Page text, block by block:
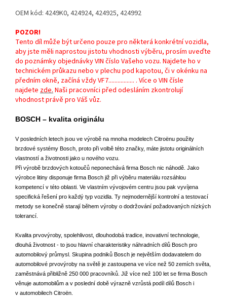
OEM kód: 4249K0, 424924, 424925, 424992
POZOR!
Tento díl může být určeno pouze pro některá konkrétní vozidla,
aby jste měli naprostou jistotu vhodnosti výběru, prosím uveďte
do poznámky objednávky VIN číslo Vašeho vozu. Najdete ho v
technickém průkazu nebo v plechu pod kapotou, či v okénku na
předním okně, začíná vždy VF7................. . Více o VIN čísle
najdete zde.Naši pracovníci před odesláním zkontrolují
vhodnost právě pro Váš vůz.
BOSCH – kvalita originálu
V posledních letech jsou ve výrobě na mnoha modelech Citroënu použity
brzdové systémy Bosch, proto při volbě této značky, máte jistotu originálních
vlastností a životnosti jako u nového vozu.
Při výrobě brzdových kotoučů neponechává firma Bosch nic náhodě. Jako
výrobce litiny disponuje firma Bosch již při výběru materiálu rozsáhlou
kompetencí v této oblasti. Ve vlastním vývojovém centru jsou pak vyvíjena
specifická řešení pro každý typ vozidla. Ty nejmodernější kontrolní a testovací
metody se konečně starají během výroby o dodržování požadovaných nízkých
tolerancí.
Kvalita prvovýroby, spolehlivost, dlouhodobá tradice, inovativní technologie,
dlouhá životnost - to jsou hlavní charakteristiky náhradních dílů Bosch pro
automobilový průmysl. Skupina podniků Bosch je největším dodavatelem do
automobilové prvovýroby na světě je zastoupena ve více než 50 zemích světa,
zaměstnává přibližně 250 000 pracovníků. Již více než 100 let se firma Bosch
věnuje automobilům a v poslední době výrazně vzrůstá podíl dílů Bosch i
v automobilech Citroën.